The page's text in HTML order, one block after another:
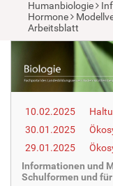
u
a
r
e
r
e
:
Humanbiologie
Hormone
Arbeitsblatt
10.02.2025
30.01.2025
29.01.2025
Informationen und
Schulformen und